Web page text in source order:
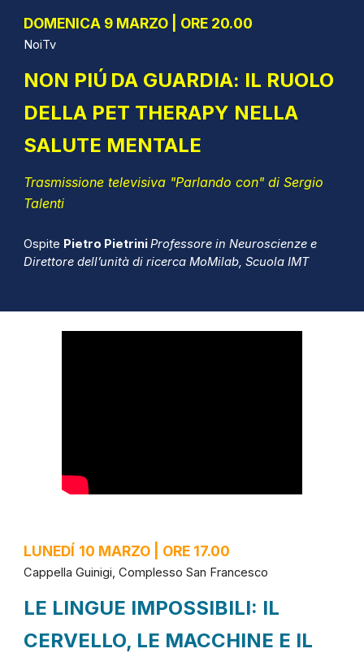
DOMENICA 9 MARZO | ORE 20.00
NoiTv
NON PIÚ DA GUARDIA: IL RUOLO
DELLA PET THERAPY NELLA
SALUTE MENTALE
Trasmissione televisiva "Parlando con" di Sergio
Talenti
Ospite Pietro PietriniProfessore in Neuroscienze e
Direttore dell’unità di ricerca MoMilab, Scuola IMT
LUNEDÍ 10 MARZO | ORE 17.00
Cappella Guinigi, Complesso San Francesco
LE LINGUE IMPOSSIBILI: IL
CERVELLO, LE MACCHINE E IL